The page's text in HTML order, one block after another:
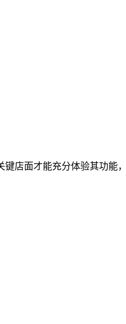
店面才能充分体验其功能